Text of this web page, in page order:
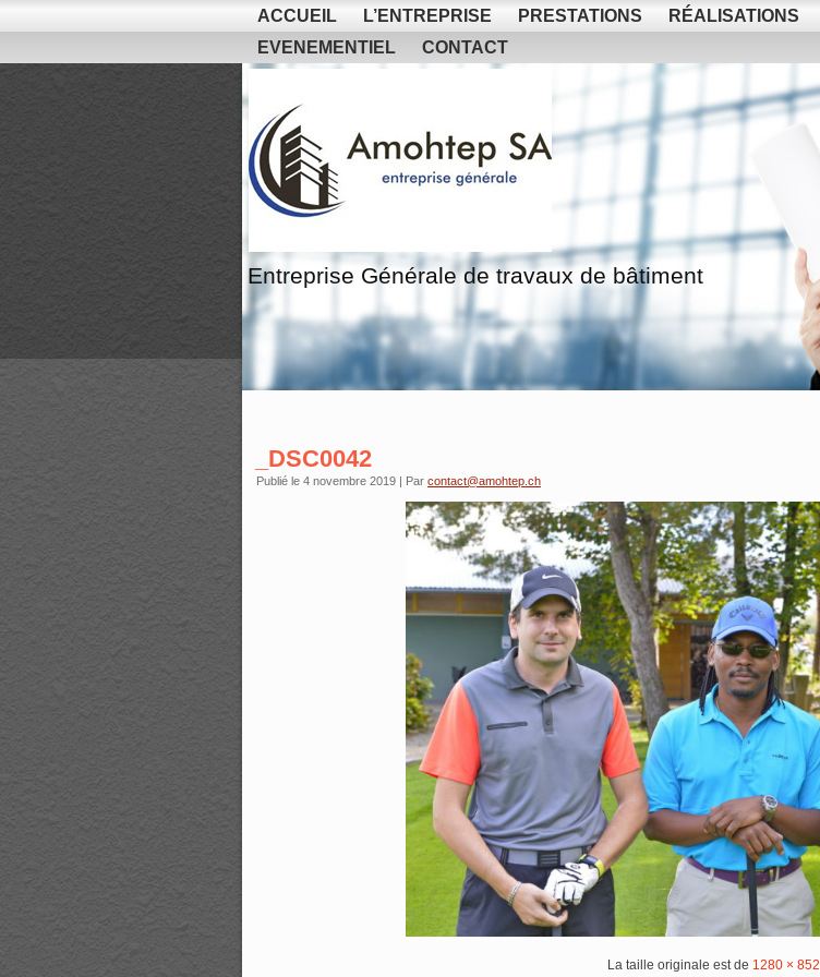
ACCUEIL L’ENTREPRISE PRESTATIONS RÉALISATIONS
EVENEMENTIEL
CONTACT
Entreprise Générale de travaux de bâtiment
_DSC0042
Publié le 4 novembre 2019 | Par contact@amohtep.ch
La taille originale est de 1280 × 852